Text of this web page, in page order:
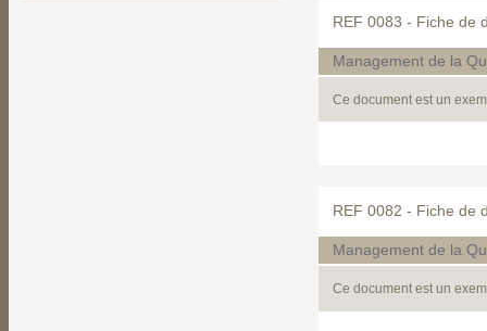
REF 0083 - Fiche de
Management de la
Ce document est un
REF 0082 - Fiche de
Management de la
Ce document est un